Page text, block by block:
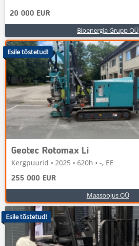
20 000 EUR
Bioenergia Grupp OÜ
Geotec Rotomax Li
Kergpuurid • 2025 • 620h • -, EE
255 000 EUR
Maasoojus OÜ
Esile tõstetud!
Esile tõstetud!